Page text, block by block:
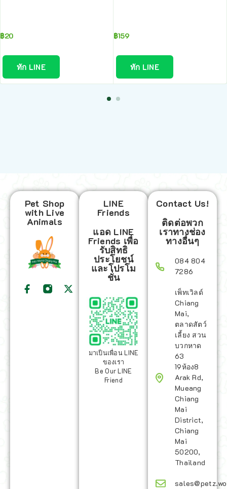
฿20
ทัก LINE
฿159
ทัก LINE
Pet Shop
with Live
Animals
LINE
Friends
แอด LINE
Friends เพื่อ
รับสิทธิ
ประโยชน์
และโปรโม
ชั่น
มาเป็นเพื่อน LINE
ของเรา
Be Our LINE
Friend
Contact Us!
ติดต่อพวก
เราทางช่อง
ทางอื่นๆ
084 804
7286
เพ็ทเวิลด์
Chiang
Mai,
ตลาดสัตว์
เลี้ยง สวน
บวกหาด
63
19ห้อง8
Arak Rd,
Mueang
Chiang
Mai
District,
Chiang
Mai
50200,
Thailand